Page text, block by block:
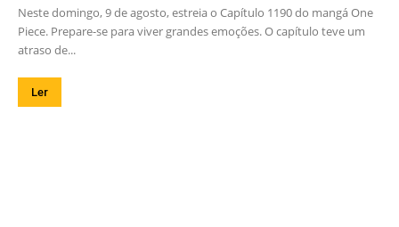
Neste domingo, 9 de agosto, estreia o Capítulo 1190 do mangá One
Piece. Prepare-se para viver grandes emoções. O capítulo teve um
atraso de...
Ler